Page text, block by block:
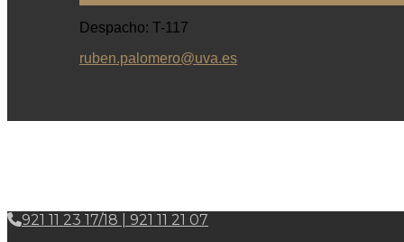
Despacho: T-117
ruben.palomero@uva.es
921 11 23 17/18 | 921 11 21 07